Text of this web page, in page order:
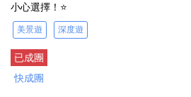
小心選擇！⭐
美景遊 深度遊
已成團
快成團